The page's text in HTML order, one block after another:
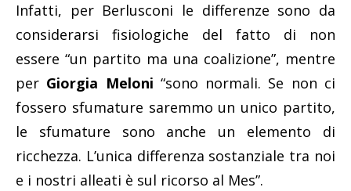
Infatti, per Berlusconi le differenze sono da
considerarsi fisiologiche del fatto di non
essere “un partito ma una coalizione”, mentre
per Giorgia Meloni “sono normali. Se non ci
fossero sfumature saremmo un unico partito,
le sfumature sono anche un elemento di
ricchezza. L’unica differenza sostanziale tra noi
e i nostri alleati è sul ricorso al Mes”.